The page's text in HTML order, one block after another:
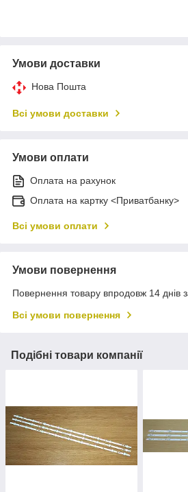
Умови доставки
Нова Пошта
Всі умови доставки
Умови оплати
Оплата на рахунок
Оплата на картку <Приватбанку>
Всі умови оплати
Умови повернення
Повернення товару впродовж 14 днів
Всі умови повернення
Подібні товари компанії